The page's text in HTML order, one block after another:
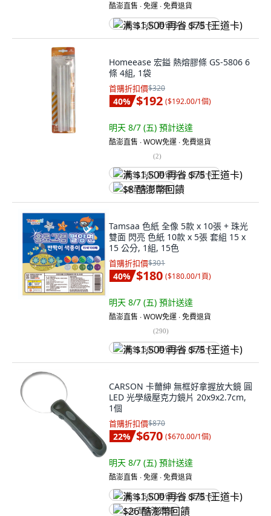
酷澎直售 ∙ 免運 ∙ 免費退貨
满 $1,500 再省 $75 (王道卡)
Homeease 宏鎰 熱熔膠條 GS-5806 6
條 4組, 1袋
首購折扣價$320
40% $192 ($192.00/1個)
明天 8/7 (五) 預計送達
酷澎直售 ∙ WOW免運 ∙ 免費退貨
(2)
满 $1,500 再省 $75 (王道卡)
$8 酷澎幣回饋
Tamsaa 色紙 全像 5款 x 10張 + 珠光
雙面 閃亮 色紙 10款 x 5張 套組 15 x
15 公分, 1組, 15色
首購折扣價$301
40% $180 ($180.00/1頁)
明天 8/7 (五) 預計送達
酷澎直售 ∙ WOW免運 ∙ 免費退貨
(290)
满 $1,500 再省 $75 (王道卡)
CARSON 卡薾紳 無框好拿握放大鏡 圓
LED 光學級壓克力鏡片 20x9x2.7cm,
1個
首購折扣價$870
22% $670 ($670.00/1個)
明天 8/7 (五) 預計送達
酷澎直售 ∙ 免運 ∙ 免費退貨
满 $1,500 再省 $75 (王道卡)
$26 酷澎幣回饋